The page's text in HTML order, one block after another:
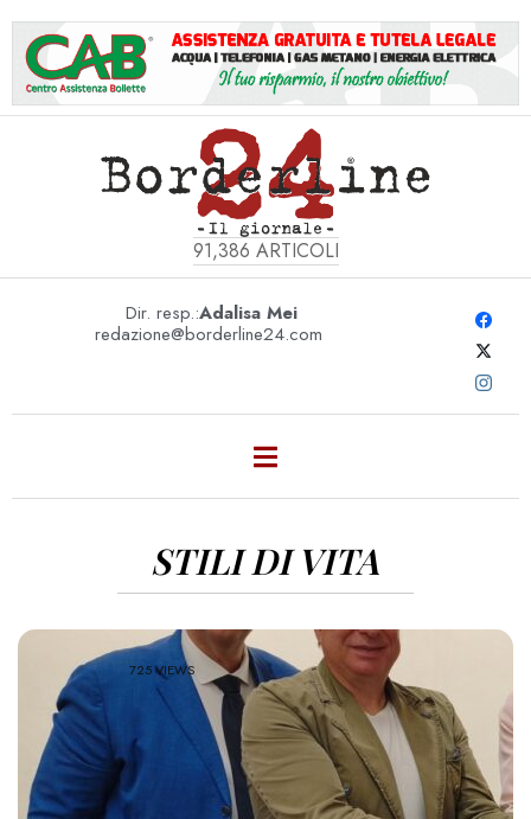
91,386 ARTICOLI
Dir. resp.:Adalisa Mei
redazione@borderline24.com
STILI DI VITA
725 VIEWS